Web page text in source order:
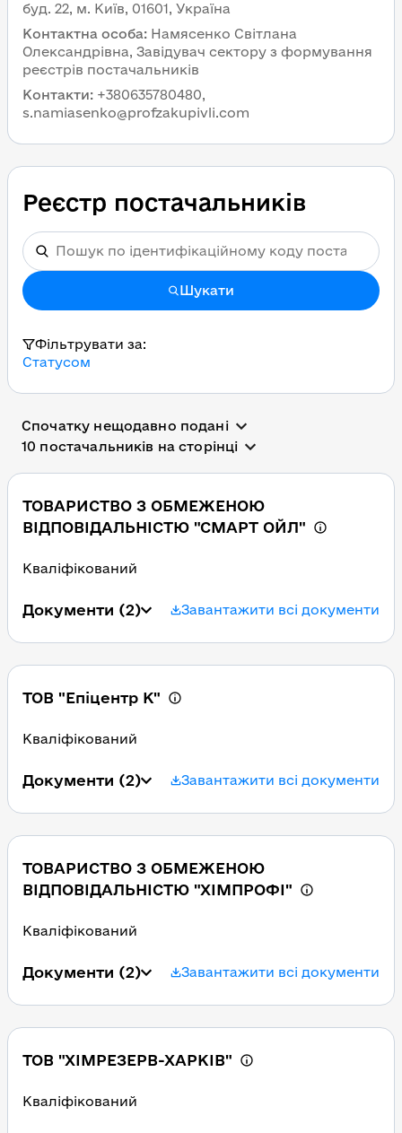
буд. 22, м. Київ, 01601, Україна
Контактна особа: Намясенко Світлана
Олександрівна, Завідувач сектору з формування
реєстрів постачальників
Контакти: +380635780480,
s.namiasenko@profzakupivli.com
Реєстр постачальників
Шукати
Фільтрувати за:
Статусом
Спочатку нещодавно подані
10 постачальників на сторінці
ТОВАРИСТВО З ОБМЕЖЕНОЮ
ВІДПОВІДАЛЬНІСТЮ "СМАРТ ОЙЛ"
Кваліфікований
Документи (2) Завантажити всі документи
ТОВ "Епіцентр К"
Кваліфікований
Документи (2) Завантажити всі документи
ТОВАРИСТВО З ОБМЕЖЕНОЮ
ВІДПОВІДАЛЬНІСТЮ "ХІМПРОФІ"
Кваліфікований
Документи (2) Завантажити всі документи
ТОВ "ХІМРЕЗЕРВ-ХАРКІВ"
Кваліфікований